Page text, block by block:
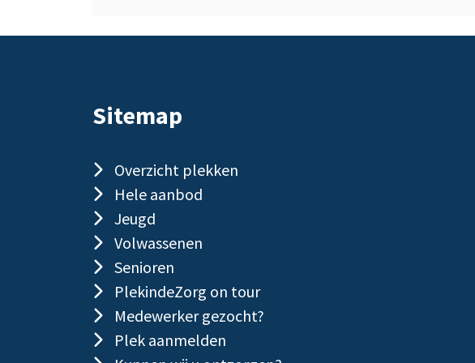
Sitemap
Overzicht plekken
Hele aanbod
Jeugd
Volwassenen
Senioren
PlekindeZorg on tour
Medewerker gezocht?
Plek aanmelden